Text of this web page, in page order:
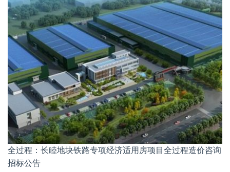
全过程：长睦地块铁路专项经济适用房项目全过程造价咨询
招标公告